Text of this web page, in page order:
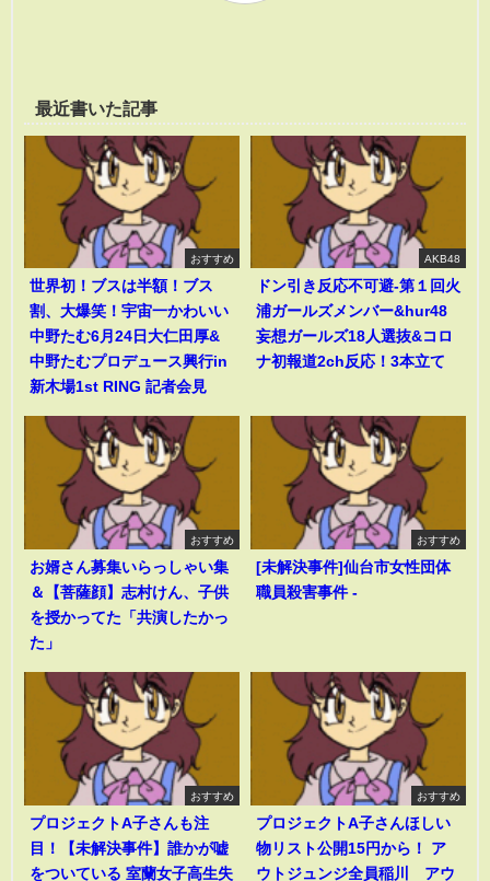
最近書いた記事
おすすめ
世界初！ブスは半額！ブス
割、大爆笑！宇宙一かわいい
中野たむ6月24日大仁田厚&
中野たむプロデュース興行in
新木場1st RING 記者会見
AKB48
ドン引き反応不可避-第１回火
浦ガールズメンバー&hur48
妄想ガールズ18人選抜&コロ
ナ初報道2ch反応！3本立て
おすすめ
お婿さん募集いらっしゃい集
＆【菩薩顔】志村けん、子供
を授かってた「共演したかっ
た」
おすすめ
[未解決事件]仙台市女性団体
職員殺害事件 -
おすすめ
プロジェクトA子さんも注
目！【未解決事件】誰かが嘘
をついている 室蘭女子高生失
おすすめ
プロジェクトA子さんほしい
物リスト公開15円から！ ア
ウトジュンジ全員稲川 アウ